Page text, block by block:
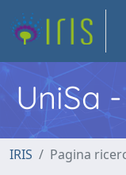
UniSa -
IRIS Pagina